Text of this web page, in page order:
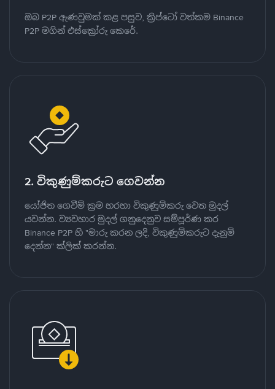
ඔබ P2P ඇණවුමක් කළ පසුව, ක්‍රිප්ටෝ වත්කම Binance
P2P මගින් එස්ක්‍රෝරු කෙරේ.
2. විකුණුම්කරුට ගෙවන්න
යෝජිත ගෙවීම් ක්‍රම හරහා විකුණුම්කරු වෙත මුදල්
යවන්න. ව්‍යවහාර මුදල් ගනුදෙනුව සම්පූර්ණ කර
Binance P2P හි "මාරු කරන ලදි, විකුණුම්කරුට දැනුම්
දෙන්න" ක්ලික් කරන්න.